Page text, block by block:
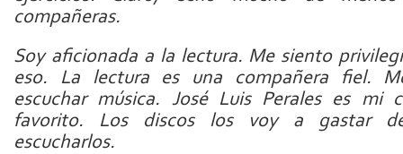
compañeras.
Soy aficionada a la lectura. Me siento
eso. La lectura es una compañera fiel.
escuchar música. José Luis Perales es mi
favorito. Los discos los voy a gastar
escucharlos.